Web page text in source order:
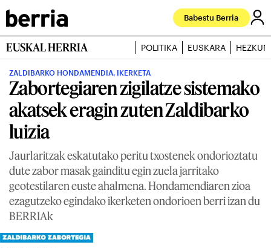
Babestu Berria
EUSKAL HERRIA POLITIKA EUSKARA
ZALDIBARKO HONDAMENDIA. IKERKETA
Zabortegiaren zigilatze sistemako
akatsek eragin zuten Zaldibarko
luizia
Jaurlaritzak eskatutako peritu txostenek ondorioztatu
dute zabor masak gainditu egin zuela jarritako
geotestilaren euste ahalmena. Hondamendiaren zioa
ezagutzeko egindako ikerketen ondorioen berri izan du
BERRIAk